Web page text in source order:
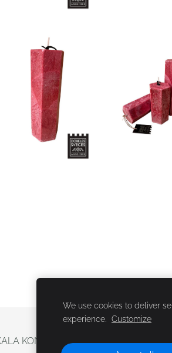
KONTAKTI
We use cookies to deliver
experience.
Customize